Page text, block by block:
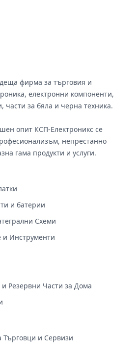
фирма за търговия и
електронни компоненти,
части за бяла и черна техника.
опит КСП-Електроникс се
непрестанно
гама продукти и услуги.
и батерии
Схеми
и Инструменти
и Резервни Части за Дома
Търговци и Сервизи